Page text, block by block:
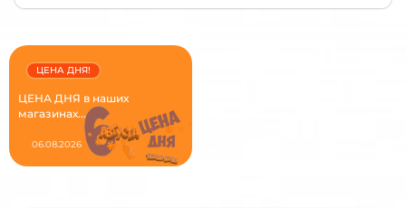
ЦЕНА ДНЯ в наших
магазинах...
ЦЕНА ДНЯ!
06.08.2026